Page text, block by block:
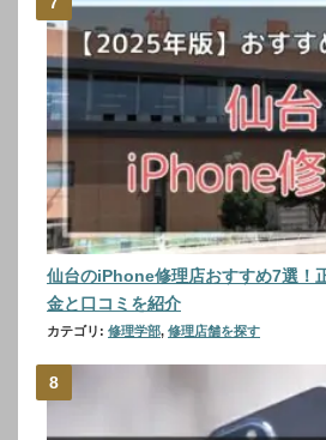
仙台のiPhone修理店おすすめ7選！
金と口コミを紹介
カテゴリ: 修理学部, 修理店舗を探す